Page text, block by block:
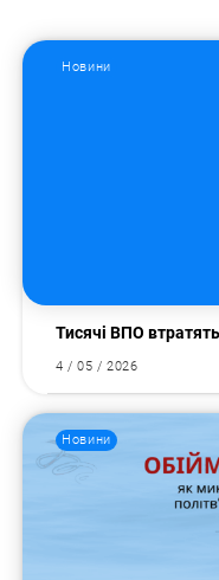
Новини
Тисячі ВПО
4 / 05 / 2026
Новини